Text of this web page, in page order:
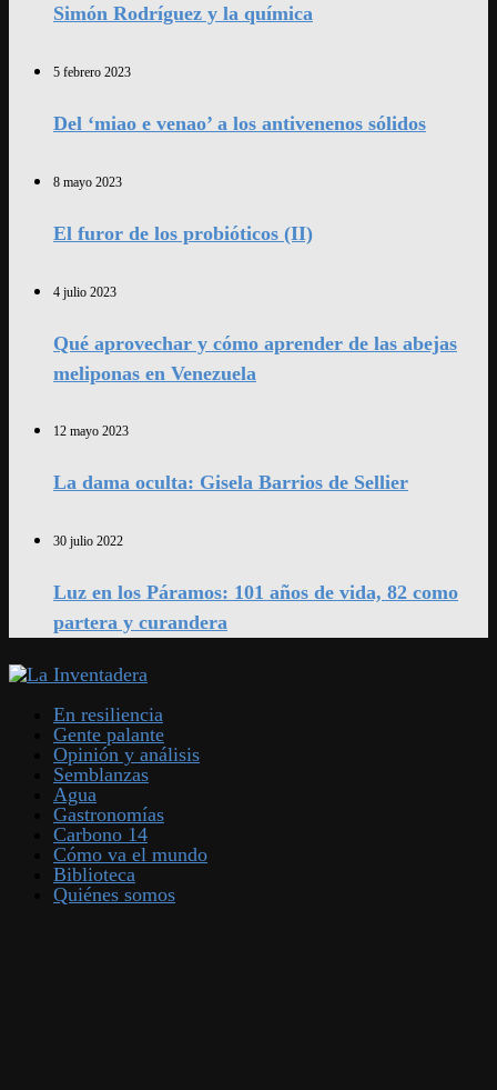
Simón Rodríguez y la química
5 febrero 2023
Del ‘miao e venao’ a los antivenenos sólidos
8 mayo 2023
El furor de los probióticos (II)
4 julio 2023
Qué aprovechar y cómo aprender de las abejas
meliponas en Venezuela
12 mayo 2023
La dama oculta: Gisela Barrios de Sellier
30 julio 2022
Luz en los Páramos: 101 años de vida, 82 como
partera y curandera
En resiliencia
Gente palante
Opinión y análisis
Semblanzas
Agua
Gastronomías
Carbono 14
Cómo va el mundo
Biblioteca
Quiénes somos